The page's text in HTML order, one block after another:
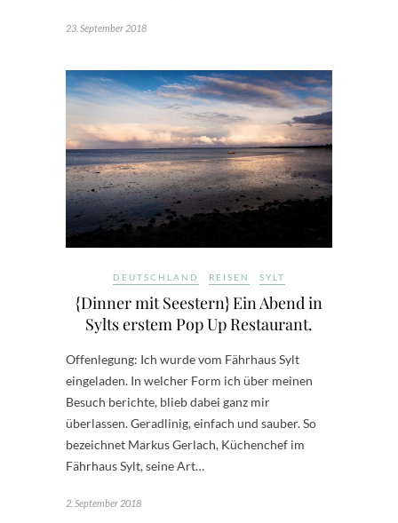
23. September 2018
DEUTSCHLAND REISEN SYLT
{Dinner mit Seestern} Ein Abend in
Sylts erstem Pop Up Restaurant.
Offenlegung: Ich wurde vom Fährhaus Sylt
eingeladen. In welcher Form ich über meinen
Besuch berichte, blieb dabei ganz mir
überlassen. Geradlinig, einfach und sauber. So
bezeichnet Markus Gerlach, Küchenchef im
Fährhaus Sylt, seine Art…
2. September 2018